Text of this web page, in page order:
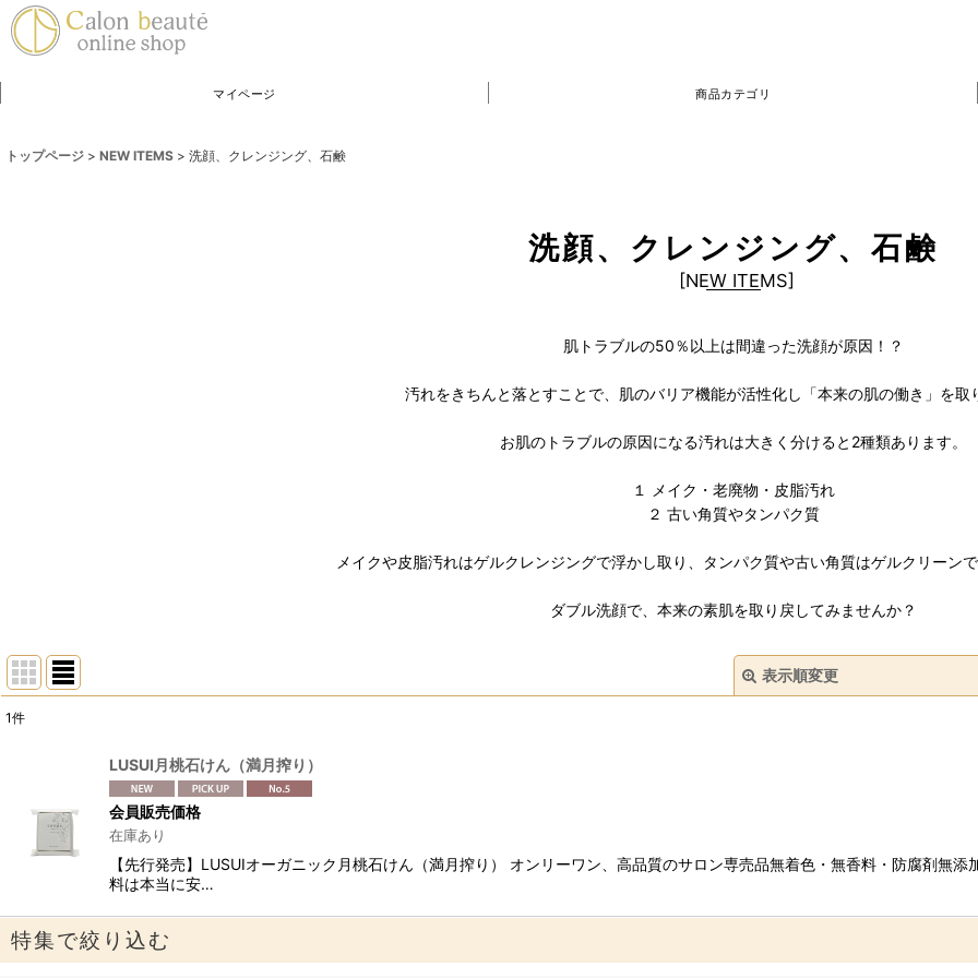
マイページ 商品カテゴリ
トップページ > NEW ITEMS > 洗顔、クレンジング、石鹸
洗顔、クレンジング、石鹸
[NEW ITEMS]
肌トラブルの50％以上は間違った洗顔が原因！？
汚れをきちんと落とすことで、肌のバリア機能が活性化し「本来の肌の働き」を取
お肌のトラブルの原因になる汚れは大きく分けると2種類あります。
１ メイク・老廃物・皮脂汚れ
２ 古い角質やタンパク質
メイクや皮脂汚れはゲルクレンジングで浮かし取り、タンパク質や古い角質はゲルクリーンで
ダブル洗顔で、本来の素肌を取り戻してみませんか？
表示順変更
絞り込む
1件
LUSUI月桃石けん（満月搾り）
会員販売価格
在庫あり
【先行発売】LUSUIオーガニック月桃石けん（満月搾り） オンリーワン、高品質のサロン専売品無着色・無香料・防腐剤無
料は本当に安…
特集で絞り込む